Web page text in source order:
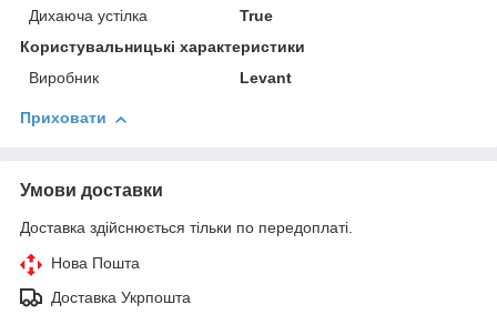
Дихаюча устілка
True
Користувальницькі характеристики
Виробник
Levant
Приховати
Умови доставки
Доставка здійснюється тільки по передоплаті.
Нова Пошта
Доставка Укрпошта